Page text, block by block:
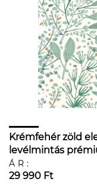
Krémfehér zöld
levélmintás
ÁR:
29 990 Ft